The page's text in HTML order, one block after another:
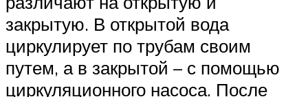
закрытую. В открытой вода
циркулирует по трубам своим
путем, а в закрытой – с помощью
циркуляционного насоса. После